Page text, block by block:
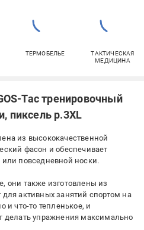
ТЕРМОБЕЛЬЕ
ТАКТИЧЕСКАЯ
МЕДИЦИНА
Tac тренировочный
пиксель р.3XL
​​из высококачественной
фасон и обеспечивает
или повседневной носки.
они также изготовлены из
активных занятий спортом на
и что-то тепленькое, и
делать упражнения максимально